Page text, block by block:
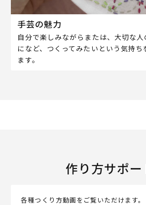
手芸の魅力
自分で楽しみながらまたは、大切な人
になど、つくってみたいという気持ち
ます。
作り方サポー
各種つくり方動画をご覧いただけます